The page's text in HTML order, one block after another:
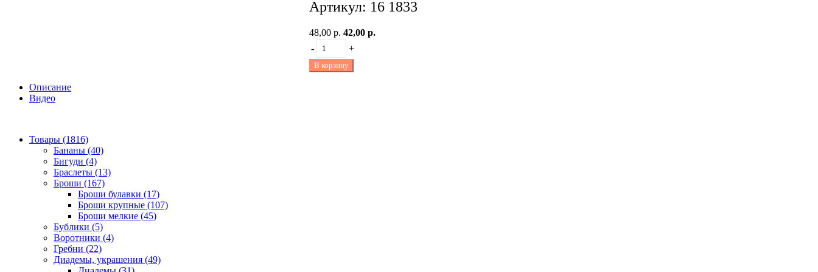
Артикул: 16 1833
48,00 р. 42,00 р.
-
+
В корзину
Описание
Видео
Товары (1816)
Бананы (40)
Бигуди (4)
Браслеты (13)
Броши (167)
Броши булавки (17)
Броши крупные (107)
Броши мелкие (45)
Бублики (5)
Воротники (4)
Гребни (22)
Диадемы, украшения (49)